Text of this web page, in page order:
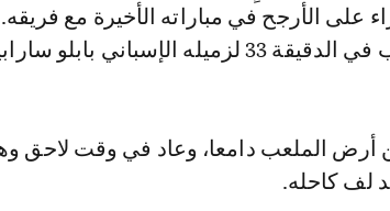
على الأرجح في مباراته الأخيرة مع
بابلو سارابيا.
الملعب دامعا، وعاد في وقت لاحق
لف كاحله.